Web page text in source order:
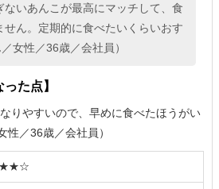
ないあんこが最高にマッチして、食
ん。定期的に食べたいくらいおす
女性／36歳／会社員）
た点】
りやすいので、早めに食べたほうがい
性／36歳／会社員）